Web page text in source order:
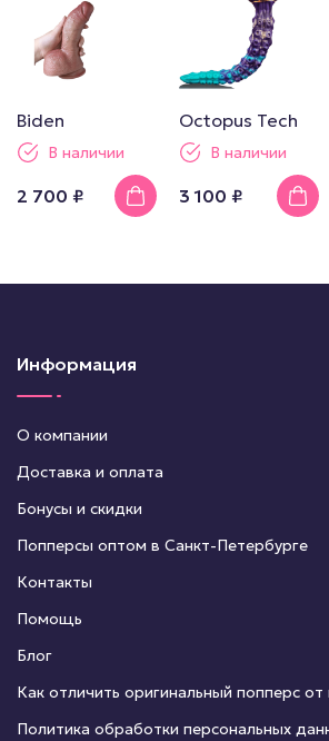
Biden
В наличии
2 700 ₽
Octopus Tech
В наличии
3 100 ₽
Информация
О компании
Доставка и оплата
Бонусы и скидки
Попперсы оптом в Санкт-Петербурге
Контакты
Помощь
Блог
Как отличить оригинальный попперс
Политика обработки персональных